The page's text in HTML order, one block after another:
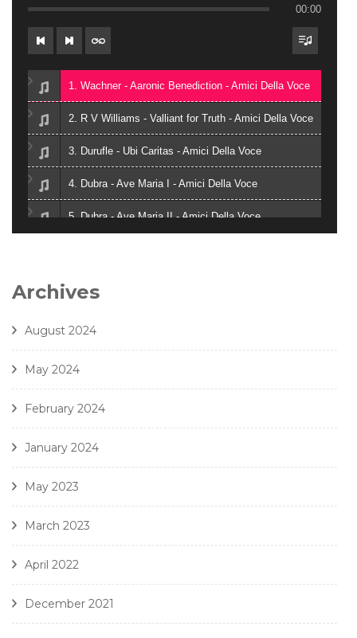
00:00
1. Wachner - Aaronic Benediction - Amici Della Voce
2. R V Williams - Valliant for Truth - Amici Della Voce
3. Durufle - Ubi Caritas - Amici Della Voce
4. Dubra - Ave Maria I - Amici Della Voce
5. Dubra - Ave Maria II - Amici Della Voce
Archives
August 2024
May 2024
February 2024
January 2024
May 2023
March 2023
April 2022
December 2021